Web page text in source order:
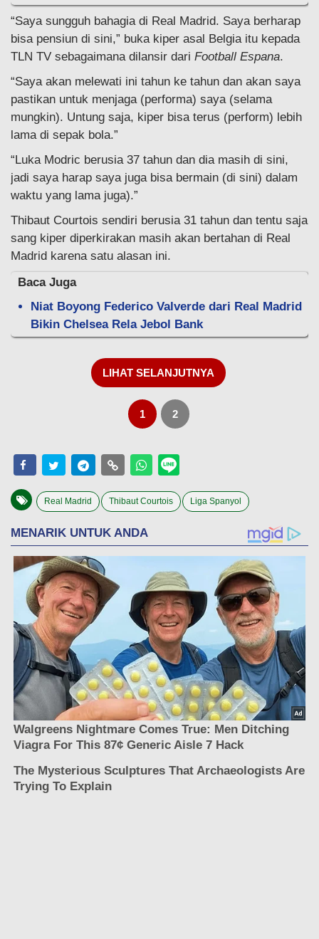
“Saya sungguh bahagia di Real Madrid. Saya berharap
bisa pensiun di sini,” buka kiper asal Belgia itu kepada
TLN TV sebagaimana dilansir dari Football Espana.
“Saya akan melewati ini tahun ke tahun dan akan saya
pastikan untuk menjaga (performa) saya (selama
mungkin). Untung saja, kiper bisa terus (perform) lebih
lama di sepak bola.”
“Luka Modric berusia 37 tahun dan dia masih di sini,
jadi saya harap saya juga bisa bermain (di sini) dalam
waktu yang lama juga).”
Thibaut Courtois sendiri berusia 31 tahun dan tentu saja
sang kiper diperkirakan masih akan bertahan di Real
Madrid karena satu alasan ini.
Baca Juga
Niat Boyong Federico Valverde dari Real Madrid
Bikin Chelsea Rela Jebol Bank
LIHAT SELANJUTNYA
1 2
Real Madrid Thibaut Courtois Liga Spanyol